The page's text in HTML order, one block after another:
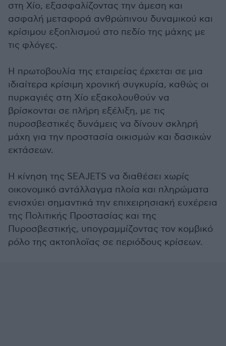
στη Χίο, εξασφαλίζοντας την άμεση και
ασφαλή μεταφορά ανθρώπινου δυναμικού και
κρίσιμου εξοπλισμού στο πεδίο της μάχης με
τις φλόγες.
Η πρωτοβουλία της εταιρείας έρχεται σε μια
ιδιαίτερα κρίσιμη χρονική συγκυρία, καθώς οι
πυρκαγιές στη Χίο εξακολουθούν να
βρίσκονται σε πλήρη εξέλιξη, με τις
πυροσβεστικές δυνάμεις να δίνουν σκληρή
μάχη για την προστασία οικισμών και δασικών
εκτάσεων.
Η κίνηση της SEAJETS να διαθέσει χωρίς
οικονομικό αντάλλαγμα πλοία και πληρώματα
ενισχύει σημαντικά την επιχειρησιακή ευχέρεια
της Πολιτικής Προστασίας και της
Πυροσβεστικής, υπογραμμίζοντας τον κομβικό
ρόλο της ακτοπλοϊας σε περιόδους κρίσεων.